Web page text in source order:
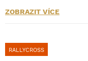
ZOBRAZIT VÍCE
RALLYCROSS